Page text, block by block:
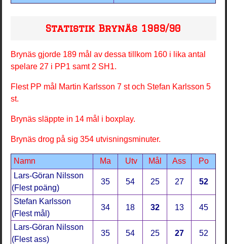
Statistik Brynäs 1989/90
Brynäs gjorde 189 mål av dessa tillkom 160 i lika antal
spelare 27 i PP1 samt 2 SH1.
Flest PP mål Martin Karlsson 7 st och Stefan Karlsson 5
st.
Brynäs släppte in 14 mål i boxplay.
Brynäs drog på sig 354 utvisningsminuter.
Namn Ma Utv Mål Ass
Po
Lars-Göran Nilsson
(Flest poäng)
35 54 25 27 52
Stefan Karlsson
(Flest mål)
34 18 32 13 45
Lars-Göran Nilsson
(Flest ass)
35 54 25 27 52